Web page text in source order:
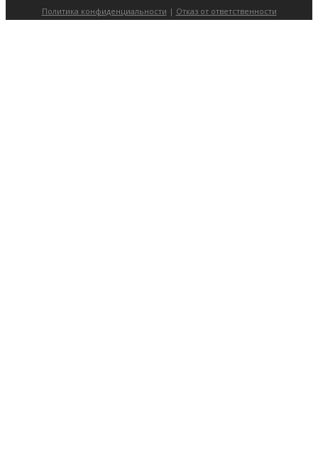
Политика конфиденциальности | Отказ от ответственности